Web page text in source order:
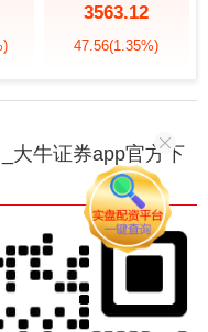
3563.12
47.56(1.35%)
大牛证券app官方下